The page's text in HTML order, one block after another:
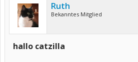
Ruth
Bekanntes Mitglied
hallo catzilla